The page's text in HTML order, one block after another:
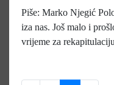
Piše: Marko Njegić
iza nas. Još malo i
vrijeme za